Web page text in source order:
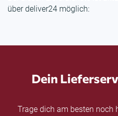
über deliver24 möglich:
Dein
Trage dich am besten noch